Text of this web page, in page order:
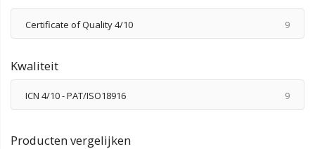
Certificate of Quality 4/10 9
Kwaliteit
ICN 4/10 - PAT/ISO18916 9
Producten vergelijken